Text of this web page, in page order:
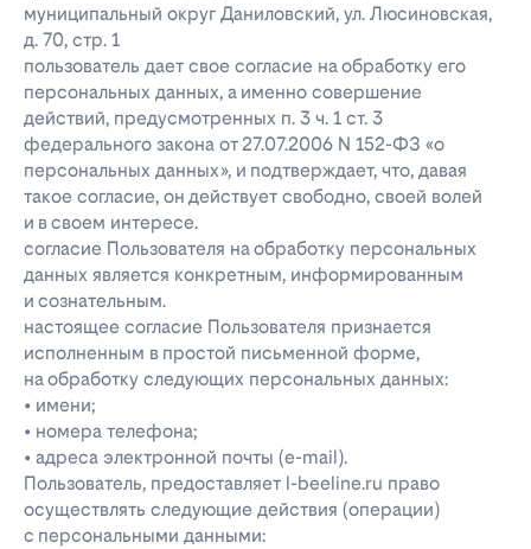
муниципальный округ Даниловский, ул. Люсиновская,
д. 70, стр. 1
пользователь дает свое согласие на обработку его
персональных данных, а именно совершение
действий, предусмотренных п. 3 ч. 1 ст. 3
федерального закона от 27.07.2006 N 152-ФЗ «о
персональных данных», и подтверждает, что, давая
такое согласие, он действует свободно, своей волей
и в своем интересе.
согласие Пользователя на обработку персональных
данных является конкретным, информированным
и сознательным.
настоящее согласие Пользователя признается
исполненным в простой письменной форме,
на обработку следующих персональных данных:
• имени;
• номера телефона;
• адреса электронной почты (e-mail).
Пользователь, предоставляет l-beeline.ru право
осуществлять следующие действия (операции)
с персональными данными: